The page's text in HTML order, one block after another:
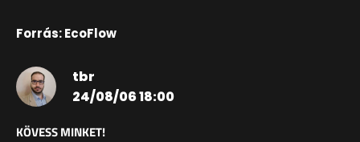
Forrás: EcoFlow
tbr
24/08/06 18:00
KÖVESS MINKET!